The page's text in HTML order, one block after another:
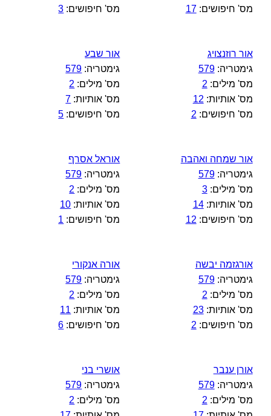
מס' חיפושים:17
מס' חיפושים: 3
אור רוזנצויג
גימטריה:579
מס' מילים: 2
מס' אותיות: 12
מס' חיפושים: 2
אור שבע
גימטריה: 579
מס' מילים: 2
מס' אותיות: 7
מס' חיפושים: 5
אור שמחה ואהבה
גימטריה:579
מס' מילים:3
מס' אותיות:14
מס' חיפושים: 12
אוראל אסרף
גימטריה: 579
מס' מילים: 2
מס' אותיות: 10
מס' חיפושים: 1
אורגזמה יבשה
גימטריה:579
מס' מילים: 2
מס' אותיות:23
מס' חיפושים: 2
אורה אנקורי
גימטריה: 579
מס' מילים: 2
מס' אותיות: 11
מס' חיפושים: 6
אורן ענבר
גימטריה:579
מס' מילים: 2
אושרי בני
גימטריה: 579
מס' מילים: 2